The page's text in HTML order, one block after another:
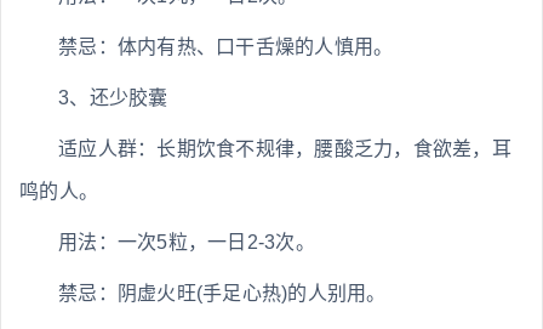
禁忌：体内有热、口干舌燥的人慎用。
3、还少胶囊
适应人群：长期饮食不规律，腰酸乏力，食欲差，耳
鸣的人。
用法：一次5粒，一日2-3次。
禁忌：阴虚火旺(手足心热)的人别用。